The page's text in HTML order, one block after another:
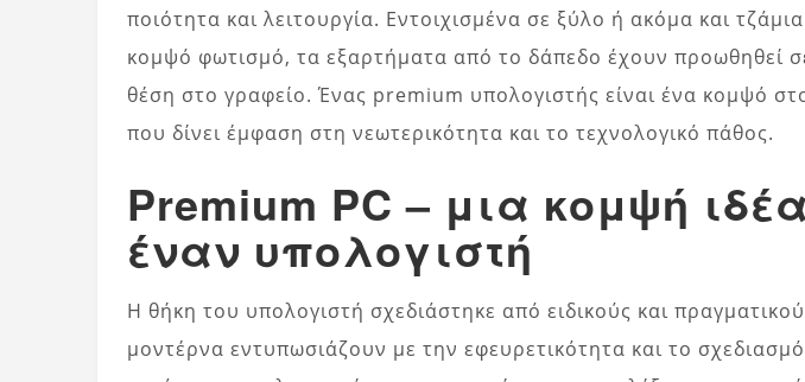
ποιότητα και λειτουργία. Εντοιχισμένα σε ξύλο ή ακόμα και
κομψό φωτισμό, τα εξαρτήματα από το δάπεδο έχουν προωθηθεί
θέση στο γραφείο. Ένας premium υπολογιστής είναι ένα κομψό
που δίνει έμφαση στη νεωτερικότητα και το τεχνολογικό πάθος.
Premium PC – μια κομψή
έναν υπολογιστή
Η θήκη του υπολογιστή σχεδιάστηκε από ειδικούς και
μοντέρνα εντυπωσιάζουν με την εφευρετικότητα και το